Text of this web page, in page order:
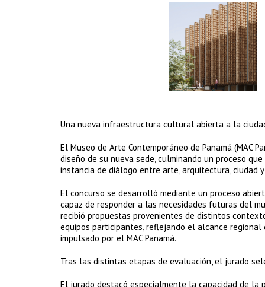
Una nueva infraestructura cultural abierta a la
El Museo de Arte Contemporáneo de Panamá (MAC
diseño de su nueva sede, culminando un proceso
instancia de diálogo entre arte, arquitectura, ciudad
El concurso se desarrolló mediante un proceso
capaz de responder a las necesidades futuras del
recibió propuestas provenientes de distintos
equipos participantes, reflejando el alcance
impulsado por el MAC Panamá.
Tras las distintas etapas de evaluación, el jurado
El jurado destacó especialmente la capacidad de